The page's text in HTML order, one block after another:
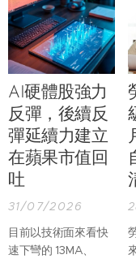
AI硬體股強力
反彈，後續反
彈延續力建立
在蘋果市值回
吐
31/07/2026
目前以技術面來看快
速下彎的 13MA、